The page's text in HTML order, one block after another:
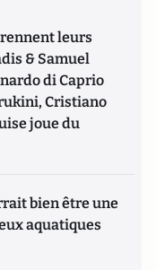
leurs
& Samuel
di Caprio
Cristiano
joue du
bien être une
aquatiques